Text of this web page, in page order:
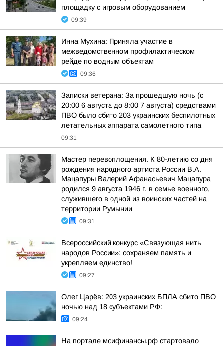
площадку с игровым оборудованием
09:39
Инна Мухина: Приняла участие в
межведомственном профилактическом
рейде по водным объектам
09:36
Записки ветерана: За прошедшую ночь (с
20:00 6 августа до 8:00 7 августа) средствами
ПВО было сбито 203 украинских беспилотных
летательных аппарата самолетного типа
09:31
Мастер перевоплощения. К 80-летию со дня
рождения народного артиста России В.А.
Мацапуры Валерий Афанасьевич Мацапура
родился 9 августа 1946 г. в семье военного,
служившего в одной из воинских частей на
территории Румынии
09:31
Всероссийский конкурс «Связующая нить
народов России»: сохраняем память и
укрепляем единство!
09:27
Олег Царёв: 203 украинских БПЛА сбито ПВО
ночью над 18 субъектами РФ:
09:24
На портале моифинансы.рф стартовало